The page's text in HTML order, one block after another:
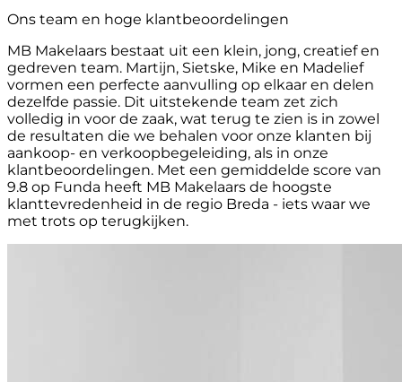
Ons team en hoge klantbeoordelingen
MB Makelaars bestaat uit een klein, jong, creatief en
gedreven team. Martijn, Sietske, Mike en Madelief
vormen een perfecte aanvulling op elkaar en delen
dezelfde passie. Dit uitstekende team zet zich
volledig in voor de zaak, wat terug te zien is in zowel
de resultaten die we behalen voor onze klanten bij
aankoop- en verkoopbegeleiding, als in onze
klantbeoordelingen. Met een gemiddelde score van
9.8 op Funda heeft MB Makelaars de hoogste
klanttevredenheid in de regio Breda - iets waar we
met trots op terugkijken.